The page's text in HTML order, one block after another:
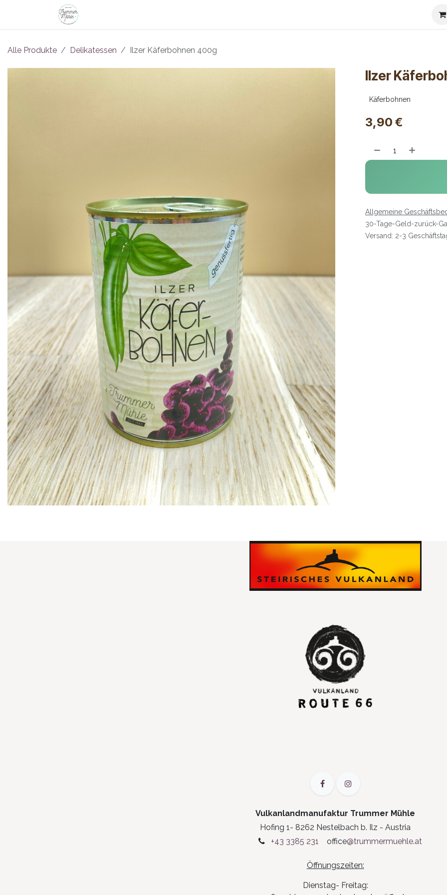
Zum Inhalt springen
Alle Produkte Delikatessen Ilzer Käferbohnen 400g
Ilzer
Käferbohnen
3,90 €
Allgemeine
30-Tage-Geld-zurück-
Versand: 2-3
Vulkanlandmanufaktur Trummer Mühle
Hofing 1- 8262 Nestelbach b. Ilz - Austria
+43 3385 231
office@trummermuehle.at
Öffnungszeiten:
Dienstag- Freitag: